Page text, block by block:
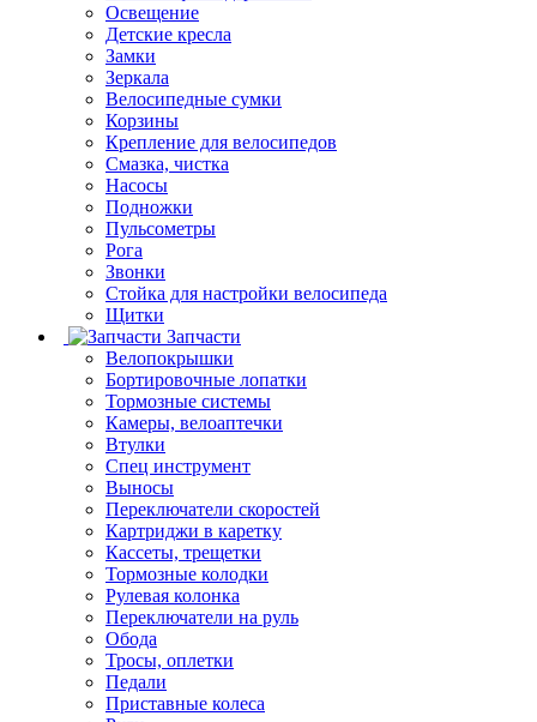
Освещение
Детские кресла
Замки
Зеркала
Велосипедные сумки
Корзины
Крепление для велосипедов
Смазка, чистка
Насосы
Подножки
Пульсометры
Рога
Звонки
Стойка для настройки велосипеда
Щитки
Запчасти
Велопокрышки
Бортировочные лопатки
Тормозные системы
Камеры, велоаптечки
Втулки
Спец инструмент
Выносы
Переключатели скоростей
Картриджи в каретку
Кассеты, трещетки
Тормозные колодки
Рулевая колонка
Переключатели на руль
Обода
Тросы, оплетки
Педали
Приставные колеса